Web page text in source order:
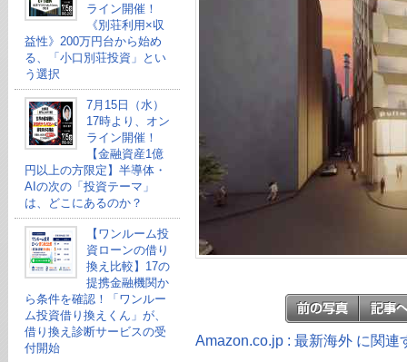
ライン開催！
《別荘利用×収
益性》200万円台から始め
る、「小口別荘投資」とい
う選択
7月15日（水）
17時より、オン
ライン開催！
【金融資産1億
円以上の方限定】半導体・
AIの次の「投資テーマ」
は、どこにあるのか？
【ワンルーム投
資ローンの借り
換え比較】17の
提携金融機関か
ら条件を確認！「ワンルー
ム投資借り換えくん」が、
借り換え診断サービスの受
付開始
Amazon.co.jp : 最新海外 に関連